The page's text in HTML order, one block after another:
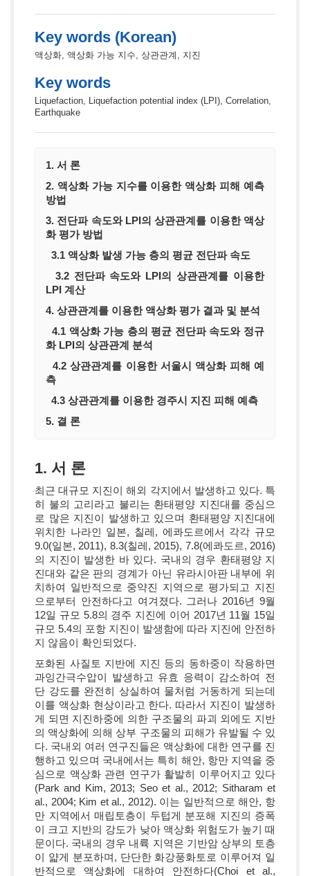
Key words (Korean)
액상화, 액상화 가능 지수, 상관관계, 지진
Key words
Liquefaction, Liquefaction potential index (LPI), Correlation,
Earthquake
1. 서 론
2. 액상화 가능 지수를 이용한 액상화 피해 예측
방법
3. 전단파 속도와 LPI의 상관관계를 이용한 액상
화 평가 방법
3.1 액상화 발생 가능 층의 평균 전단파 속도
3.2 전단파 속도와 LPI의 상관관계를 이용한
LPI 계산
4. 상관관계를 이용한 액상화 평가 결과 및 분석
4.1 액상화 가능 층의 평균 전단파 속도와 정규
화 LPI의 상관관계 분석
4.2 상관관계를 이용한 서울시 액상화 피해 예
측
4.3 상관관계를 이용한 경주시 지진 피해 예측
5. 결 론
1. 서 론
최근 대규모 지진이 해외 각지에서 발생하고 있다. 특
히 불의 고리라고 불리는 환태평양 지진대를 중심으
로 많은 지진이 발생하고 있으며 환태평양 지진대에
위치한 나라인 일본, 칠레, 에콰도르에서 각각 규모
9.0(일본, 2011), 8.3(칠레, 2015), 7.8(에콰도르, 2016)
의 지진이 발생한 바 있다. 국내의 경우 환태평양 지
진대와 같은 판의 경계가 아닌 유라시아판 내부에 위
치하여 일반적으로 중약진 지역으로 평가되고 지진
으로부터 안전하다고 여겨졌다. 그러나 2016년 9월
12일 규모 5.8의 경주 지진에 이어 2017년 11월 15일
규모 5.4의 포항 지진이 발생함에 따라 지진에 안전하
지 않음이 확인되었다.
포화된 사질토 지반에 지진 등의 동하중이 작용하면
과잉간극수압이 발생하고 유효 응력이 감소하여 전
단 강도를 완전히 상실하여 물처럼 거동하게 되는데
이를 액상화 현상이라고 한다. 따라서 지진이 발생하
게 되면 지진하중에 의한 구조물의 파괴 외에도 지반
의 액상화에 의해 상부 구조물의 피해가 유발될 수 있
다. 국내외 여러 연구진들은 액상화에 대한 연구를 진
행하고 있으며 국내에서는 특히 해안, 항만 지역을 중
심으로 액상화 관련 연구가 활발히 이루어지고 있다
(Park and Kim, 2013; Seo et al., 2012; Sitharam et
al., 2004; Kim et al., 2012). 이는 일반적으로 해안, 항
만 지역에서 매립토층이 두텁게 분포해 지진의 증폭
이 크고 지반의 강도가 낮아 액상화 위험도가 높기 때
문이다. 국내의 경우 내륙 지역은 기반암 상부의 토층
이 얇게 분포하며, 단단한 화강풍화토로 이루어져 일
반적으로 액상화에 대하여 안전하다(Choi et al.,